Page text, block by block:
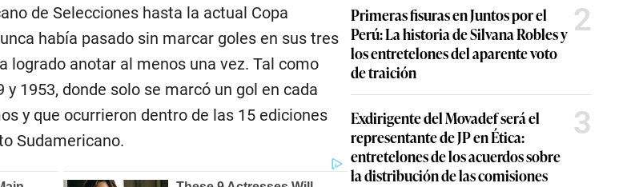
de Selecciones hasta la actual Copa
había pasado sin marcar goles en sus tres
logrado anotar al menos una vez. Tal como
1953, donde solo se marcó un gol en cada
y que ocurrieron dentro de las 15 ediciones
Sudamericano.
Primeras fisuras en Juntos por el
Perú: La historia de Silvana Robles y
los entretelones del aparente voto
de traición
2
Exdirigente del Movadef será el
representante de JP en Ética:
entretelones de los acuerdos sobre
la distribución de las comisiones
3